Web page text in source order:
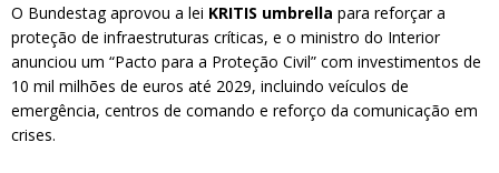
O Bundestag aprovou a lei KRITIS umbrella para reforçar a
proteção de infraestruturas críticas, e o ministro do Interior
anunciou um “Pacto para a Proteção Civil” com investimentos de
10 mil milhões de euros até 2029, incluindo veículos de
emergência, centros de comando e reforço da comunicação em
crises.